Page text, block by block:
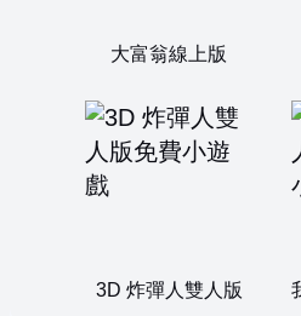
大富翁線上版
3D 炸彈人雙人版